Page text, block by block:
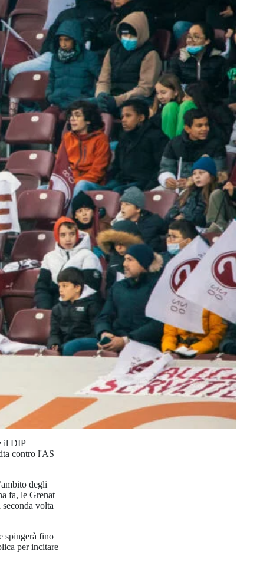
il DIP
contro l'AS
degli
fa, le Grenat
volta
spingerà fino
per incitare